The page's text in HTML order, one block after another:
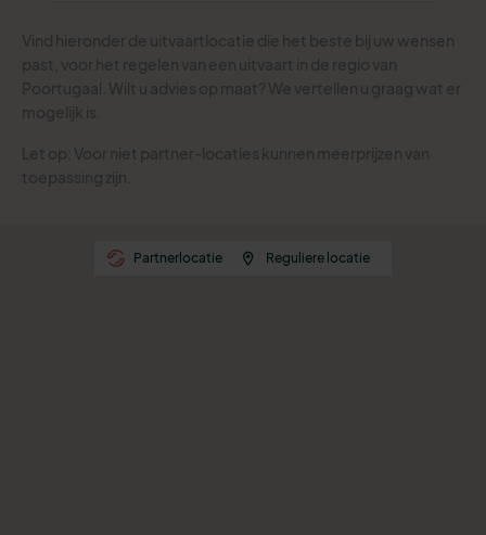
Partnerlocatie Reguliere locatie